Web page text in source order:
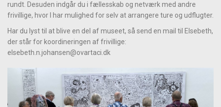
rundt. Desuden indgår du i fællesskab og netværk med andre
frivillige, hvor I har mulighed for selv at arrangere ture og udflugter.
Har du lyst til at blive en del af museet, så send en mail til Elsebeth,
der står for koordineringen af frivillige:
elsebeth.n.johansen@ovartaci.dk